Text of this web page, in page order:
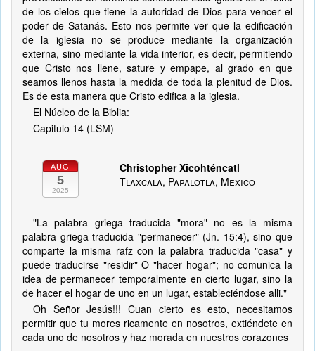
de los cielos que tiene la autoridad de Dios para vencer el
poder de Satanás. Esto nos permite ver que la edificación
de la iglesia no se produce mediante la organización
externa, sino mediante la vida interior, es decir, permitiendo
que Cristo nos llene, sature y empape, al grado en que
seamos llenos hasta la medida de toda la plenitud de Dios.
Es de esta manera que Cristo edifica a la iglesia.
El Núcleo de la Biblia:
Capitulo 14 (LSM)
AUG
5
2025
Christopher Xicohténcatl
Tlaxcala, Papalotla, Mexico
"La palabra griega traducida "mora" no es la misma
palabra griega traducida "permanecer" (Jn. 15:4), sino que
comparte la misma rafz con la palabra traducida "casa" y
puede traducirse "residir" O "hacer hogar"; no comunica la
idea de permanecer temporalmente en cierto lugar, sino la
de hacer el hogar de uno en un lugar, estableciéndose alli."
Oh Señor Jesús!!! Cuan cierto es esto, necesitamos
permitir que tu mores ricamente en nosotros, extiéndete en
cada uno de nosotros y haz morada en nuestros corazones